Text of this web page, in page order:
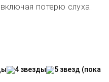
потерю слуха.
(пока